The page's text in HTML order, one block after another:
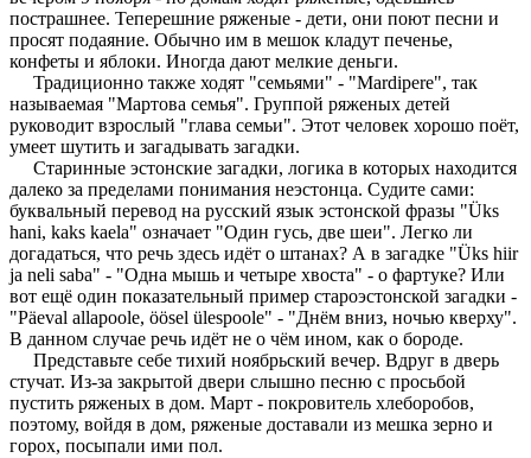
пострашнее. Теперешние ряженые - дети, они поют песни и
просят подаяние. Обычно им в мешок кладут печенье,
конфеты и яблоки. Иногда дают мелкие деньги.
Традиционно также ходят "семьями" - "Mardipere", так
называемая "Мартова семья". Группой ряженых детей
руководит взрослый "глава семьи". Этот человек хорошо поёт,
умеет шутить и загадывать загадки.
Старинные эстонские загадки, логика в которых находится
далеко за пределами понимания неэстонца. Судите сами:
буквальный перевод на русский язык эстонской фразы "Üks
hani, kaks kaela" означает "Один гусь, две шеи". Легко ли
догадаться, что речь здесь идёт о штанах? А в загадке "Üks hiir
ja neli saba" - "Одна мышь и четыре хвоста" - о фартуке? Или
вот ещё один показательный пример староэстонской загадки -
"Päeval allapoole, öösel ülespoole" - "Днём вниз, ночью кверху".
В данном случае речь идёт не о чём ином, как о бороде.
Представьте себе тихий ноябрьский вечер. Вдруг в дверь
стучат. Из-за закрытой двери слышно песню с просьбой
пустить ряженых в дом. Март - покровитель хлеборобов,
поэтому, войдя в дом, ряженые доставали из мешка зерно и
горох, посыпали ими пол.